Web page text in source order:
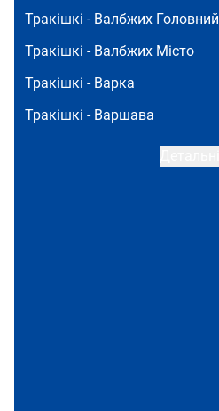
Тракішкі - Валбжих Головний
Тракішкі - Валбжих Місто
Тракішкі - Варка
Тракішкі - Варшава